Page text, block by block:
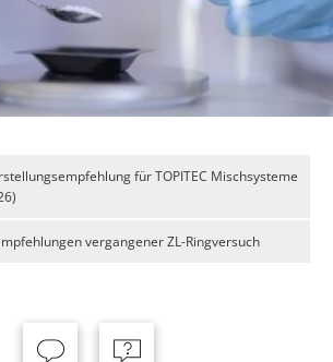
für TOPITEC Mischsysteme
vergangener ZL-Ringversuch